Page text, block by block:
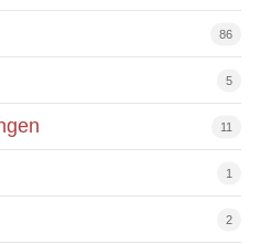
86
5
11
1
2